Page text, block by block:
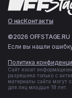
О насКонтакты
©2026 OFFSTAGE.RU
Если вы нашли
Политика
Сайт носит
разрешена только с
материалы сайта могут
для лиц младше 18 лет.